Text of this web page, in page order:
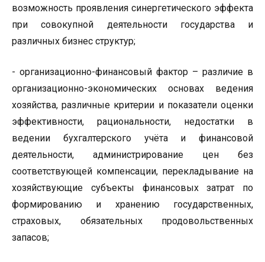
возможность проявления синергетического эффекта
при совокупной деятельности государства и
различных бизнес структур;
- организационно-финансовый фактор – различие в
организационно-экономических основах ведения
хозяйства, различные критерии и показатели оценки
эффективности, рациональности, недостатки в
ведении бухгалтерского учёта и финансовой
деятельности, администрирование цен без
соответствующей компенсации, перекладывание на
хозяйствующие субъекты финансовых затрат по
формированию и хранению государственных,
страховых, обязательных продовольственных
запасов;